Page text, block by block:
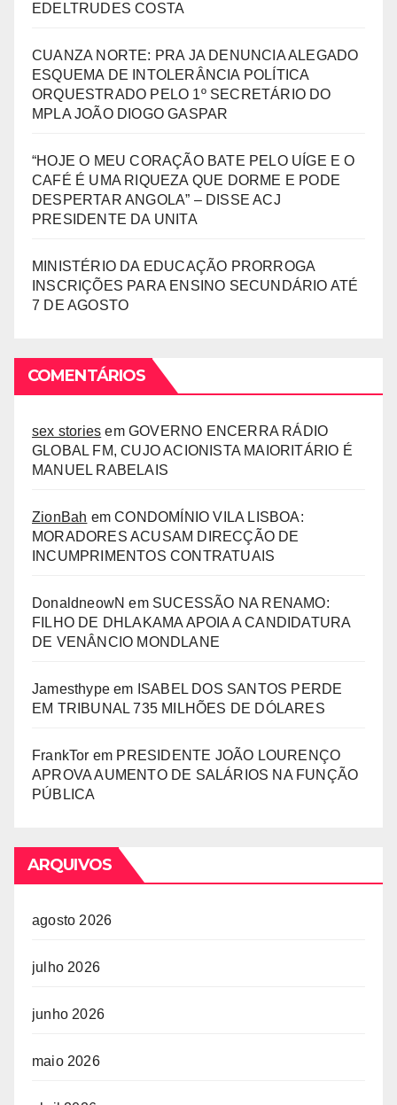
EDELTRUDES COSTA
CUANZA NORTE: PRA JA DENUNCIA ALEGADO
ESQUEMA DE INTOLERÂNCIA POLÍTICA
ORQUESTRADO PELO 1º SECRETÁRIO DO
MPLA JOÃO DIOGO GASPAR
“HOJE O MEU CORAÇÃO BATE PELO UÍGE E O
CAFÉ É UMA RIQUEZA QUE DORME E PODE
DESPERTAR ANGOLA” – DISSE ACJ
PRESIDENTE DA UNITA
MINISTÉRIO DA EDUCAÇÃO PRORROGA
INSCRIÇÕES PARA ENSINO SECUNDÁRIO ATÉ
7 DE AGOSTO
COMENTÁRIOS
sex stories emGOVERNO ENCERRA RÁDIO
GLOBAL FM, CUJO ACIONISTA MAIORITÁRIO É
MANUEL RABELAIS
ZionBah emCONDOMÍNIO VILA LISBOA:
MORADORES ACUSAM DIRECÇÃO DE
INCUMPRIMENTOS CONTRATUAIS
DonaldneowN em SUCESSÃO NA RENAMO:
FILHO DE DHLAKAMA APOIA A CANDIDATURA
DE VENÂNCIO MONDLANE
Jamesthype em ISABEL DOS SANTOS PERDE
EM TRIBUNAL 735 MILHÕES DE DÓLARES
FrankTor em PRESIDENTE JOÃO LOURENÇO
APROVA AUMENTO DE SALÁRIOS NA FUNÇÃO
PÚBLICA
ARQUIVOS
agosto 2026
julho 2026
junho 2026
maio 2026